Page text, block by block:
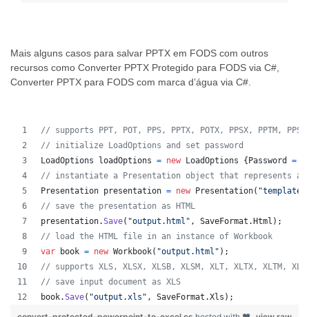
Mais alguns casos para salvar PPTX em FODS com outros
recursos como Converter PPTX Protegido para FODS via C#,
Converter PPTX para FODS com marca d’água via C#.
// supports PPT, POT, PPS, PPTX, POTX, PPSX, PPTM,
// initialize LoadOptions and set password
LoadOptions
loadOptions = new LoadOptions { Password =
// instantiate a Presentation object that represents a
Presentation presentation = new Presentation(
// save the presentation as HTML
presentation.Save( "output.html" , SaveFormat . Html ) ;
// load the HTML file in an instance of Workbook
var
book = new Workbook( "output.html" ) ;
// supports XLS, XLSX, XLSB, XLSM, XLT, XLTX, XLTM,
// save input document as XLS
book.Save( "output.xls" , SaveFormat .Xls ) ;